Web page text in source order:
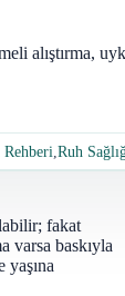
alıştırma,
Rehberi Ruh
fakat
varsa baskıyla